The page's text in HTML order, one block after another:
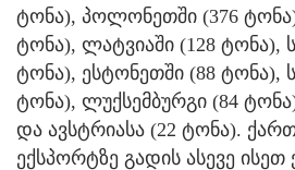
ტონა), პოლონეთში (376
ტონა), ლატვიაში (128 ტონა),
ტონა), ესტონეთში (88 ტონა),
ტონა), ლუქსემბურგი (84
და ავსტრიასა (22 ტონა).
ექსპორტზე გადის ასევე ისეთ